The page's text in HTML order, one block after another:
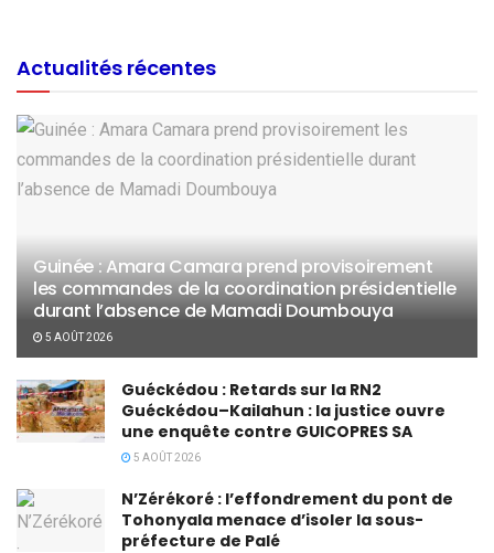
Actualités récentes
Guinée : Amara Camara prend provisoirement
les commandes de la coordination présidentielle
durant l’absence de Mamadi Doumbouya
5 AOÛT 2026
Guéckédou : Retards sur la RN2
Guéckédou–Kailahun : la justice ouvre
une enquête contre GUICOPRES SA
5 AOÛT 2026
N’Zérékoré : l’effondrement du pont de
Tohonyala menace d’isoler la sous-
préfecture de Palé